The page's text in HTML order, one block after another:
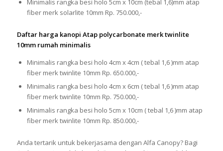
Minimalis rangka besi holo 5cm x 10cm (tebal 1,6)mm atap
fiber merk solarlite 10mm Rp. 750.000,-
Daftar harga kanopi Atap polycarbonate merk twinlite
10mm rumah minimalis
Minimalis rangka besi holo 4cm x 4cm ( tebal 1,6 )mm atap
fiber merk twinlite 10mm Rp. 650.000,-
Minimalis rangka besi holo 4cm x 6cm ( tebal 1,6 )mm atap
fiber merk twinlite 10mm Rp. 750.000,-
Minimalis rangka besi holo 5cm x 10cm ( tebal 1,6 )mm atap
fiber merk twinlite 10mm Rp. 850.000,-
Anda tertarik untuk bekerjasama dengan Alfa Canopy? Bagi